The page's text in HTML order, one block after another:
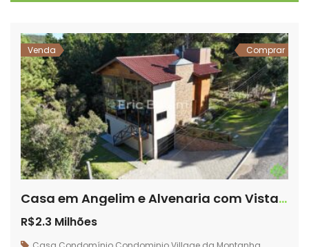
Venda Comprar
Casa em Angelim e Alvenaria com Vista para o Nascer do Sol – Village da Montanha | Vila da Cachoeira – Rancho Queimado/SC
R$2.3 Milhões